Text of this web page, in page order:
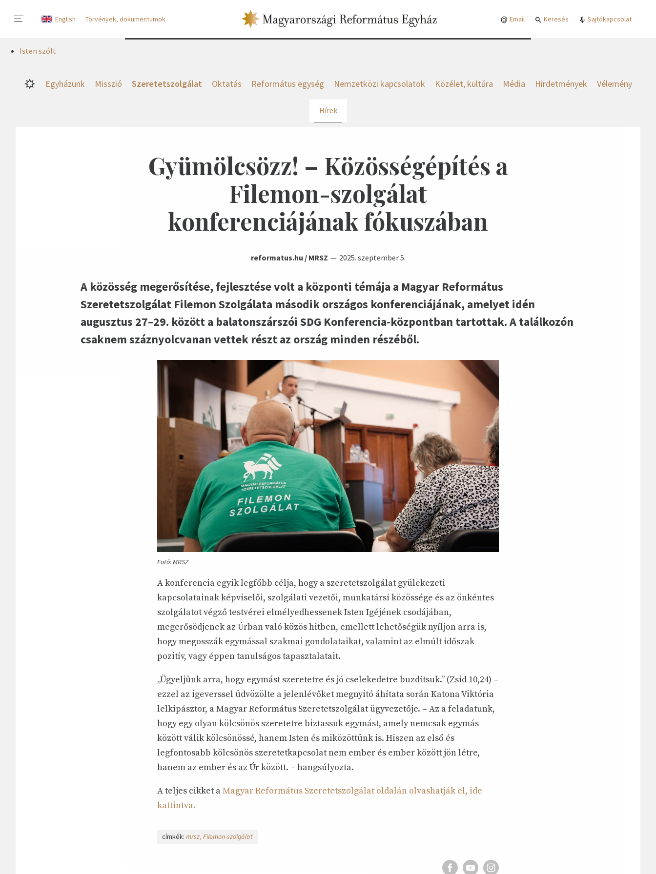
English Törvények, dokumentumok Email Keresés Sajtókapcsolat
Isten szólt
Egyházunk Misszió Szeretetszolgálat Oktatás Református egység Nemzetközi kapcsolatok Közélet, kultúra Média Hirdetmények Vélemény
Hírek
Gyümölcsözz! – Közösségépítés a
Filemon-szolgálat
konferenciájának fókuszában
reformatus.hu / MRSZ 2025. szeptember 5.
A közösség megerősítése, fejlesztése volt a központi témája a Magyar Református
Szeretetszolgálat Filemon Szolgálata második országos konferenciájának, amelyet idén
augusztus 27–29. között a balatonszárszói SDG Konferencia-központban tartottak. A találkozón
csaknem száznyolcvanan vettek részt az ország minden részéből.
Fotó: MRSZ
A konferencia egyik legfőbb célja, hogy a szeretetszolgálat gyülekezeti
kapcsolatainak képviselői, szolgálati vezetői, munkatársi közössége és az önkéntes
szolgálatot végző testvérei elmélyedhessenek Isten Igéjének csodájában,
megerősödjenek az Úrban való közös hitben, emellett lehetőségük nyíljon arra is,
hogy megosszák egymással szakmai gondolataikat, valamint az elmúlt időszak
pozitív, vagy éppen tanulságos tapasztalatait.
„Ügyeljünk arra, hogy egymást szeretetre és jó cselekedetre buzdítsuk.” (Zsid 10,24) –
ezzel az igeverssel üdvözölte a jelenlévőket megnyitó áhítata során Katona Viktória
lelkipásztor, a Magyar Református Szeretetszolgálat ügyvezetője. – Az a feladatunk,
hogy egy olyan kölcsönös szeretetre biztassuk egymást, amely nemcsak egymás
között válik kölcsönössé, hanem Isten és miközöttünk is. Hiszen az első és
legfontosabb kölcsönös szeretetkapcsolat nem ember és ember között jön létre,
hanem az ember és az Úr között. – hangsúlyozta.
A teljes cikket aMagyar Református Szeretetszolgálat oldalán olvashatják el, ide
kattintva.
címkék: mrsz Filemon-szolgálat